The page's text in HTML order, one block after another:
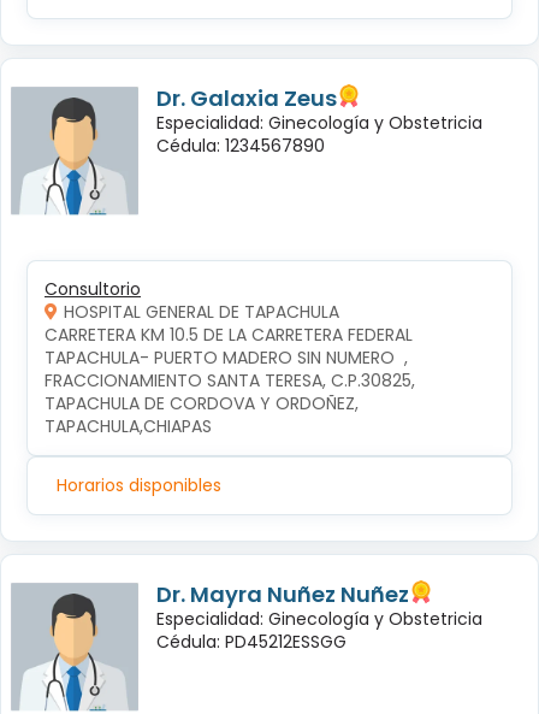
Dr. Galaxia Zeus
Especialidad: Ginecología y Obstetricia
Cédula: 1234567890
Consultorio
HOSPITAL GENERAL DE TAPACHULA
CARRETERA KM 10.5 DE LA CARRETERA FEDERAL
TAPACHULA- PUERTO MADERO SIN NUMERO  ,
FRACCIONAMIENTO SANTA TERESA, C.P.30825,
TAPACHULA DE CORDOVA Y ORDOÑEZ,
TAPACHULA,CHIAPAS
Horarios disponibles
Dr. Mayra Nuñez Nuñez
Especialidad: Ginecología y Obstetricia
Cédula: PD45212ESSGG